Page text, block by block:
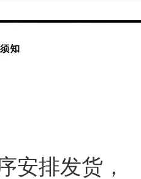
安排发货，